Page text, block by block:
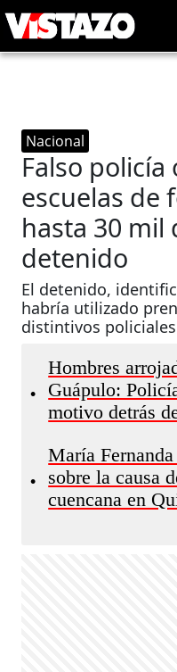
Nacional
Falso
escuelas de
hasta 30 mil
detenido
El detenido,
habría utilizado
distintivos
•
Hombres
Guápulo:
motivo detrás
•
María
sobre la causa
cuencana en